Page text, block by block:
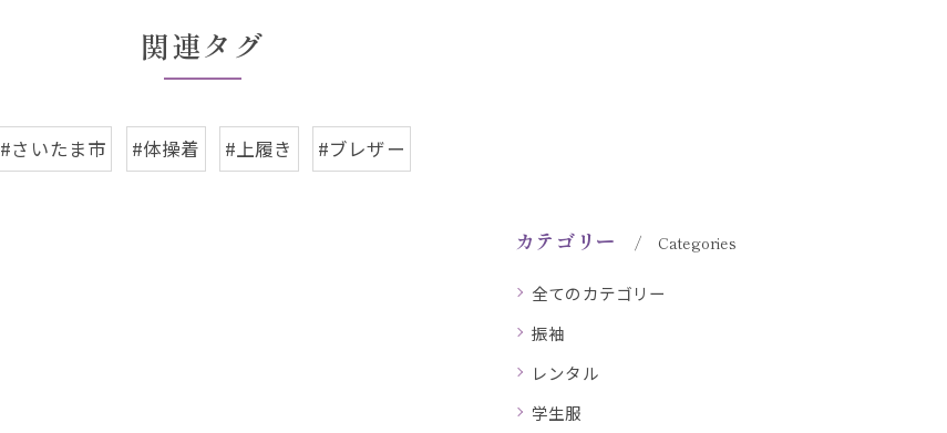
関連タグ
#さいたま市 #体操着 #上履き #ブレザー
カテゴリー Categories
全てのカテゴリー
振袖
レンタル
学生服